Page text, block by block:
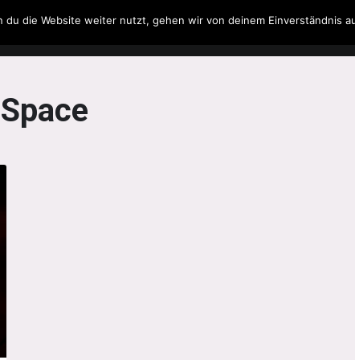
Filme & Serien Musik Spielzeug Literatur
du die Website weiter nutzt, gehen wir von deinem Einverständnis